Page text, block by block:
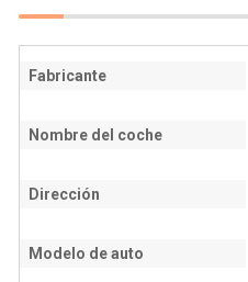
Fabricante
Nombre del coche
Dirección
Modelo de auto